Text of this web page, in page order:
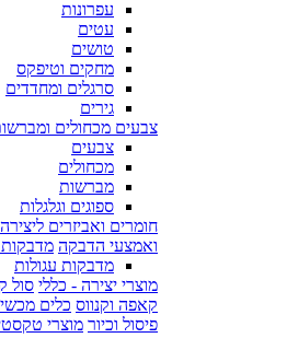
עפרונות
עטים
טושים
מחקים וטיפקס
סרגלים ומחדדים
גירים
צבעים מכחולים
צבעים
מכחולים
מברשות
ספוגים וגלגלות
חומרים ואביזרים ליצירה
ואמצעי הדבקה
מדבקות עגולות
מוצרי יצירה - כללי סול
קאפה וקנווס כלים
פיסול וכיור מוצרי